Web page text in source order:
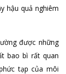
hậu quả nghiêm
được những
bao bì rất quan
tạp của môi